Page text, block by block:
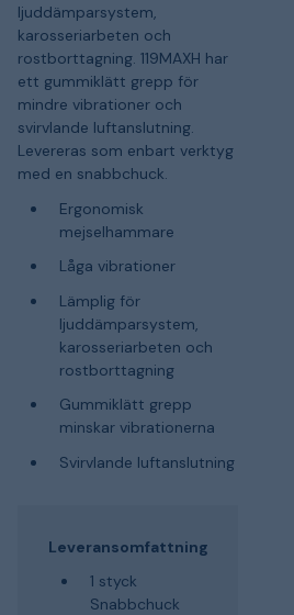
ljuddämparsystem,
karosseriarbeten och
rostborttagning. 119MAXH har
ett gummiklätt grepp för
mindre vibrationer och
svirvlande luftanslutning.
Levereras som enbart verktyg
med en snabbchuck.
Ergonomisk
mejselhammare
Låga vibrationer
Lämplig för
ljuddämparsystem,
karosseriarbeten och
rostborttagning
Gummiklätt grepp
minskar vibrationerna
Svirvlande luftanslutning
Leveransomfattning
1 styck
Snabbchuck